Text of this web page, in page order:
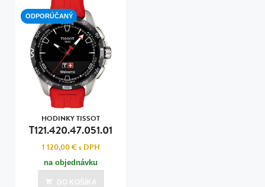
ODPORÚČANÝ
HODINKY TISSOT
T121.420.47.051.01
1 120,00 €s DPH
na objednávku
DO KOŠÍKA